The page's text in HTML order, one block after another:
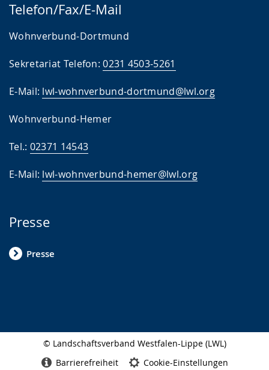
Telefon/Fax/E-Mail
Wohnverbund-Dortmund
Sekretariat Telefon:0231 4503-5261
E-Mail: lwl-wohnverbund-dortmund@lwl.org
Wohnverbund-Hemer
Tel.: 02371 14543
E-Mail: lwl-wohnverbund-hemer@lwl.org
Presse
Presse
© Landschaftsverband Westfalen-Lippe (LWL)
Barrierefreiheit Cookie-Einstellungen